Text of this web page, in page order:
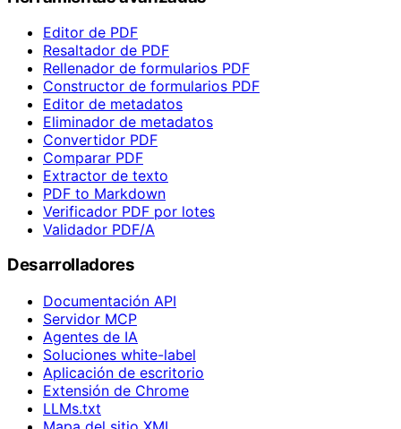
Editor de PDF
Resaltador de PDF
Rellenador de formularios PDF
Constructor de formularios PDF
Editor de metadatos
Eliminador de metadatos
Convertidor PDF
Comparar PDF
Extractor de texto
PDF to Markdown
Verificador PDF por lotes
Validador PDF/A
Desarrolladores
Documentación API
Servidor MCP
Agentes de IA
Soluciones white-label
Aplicación de escritorio
Extensión de Chrome
LLMs.txt